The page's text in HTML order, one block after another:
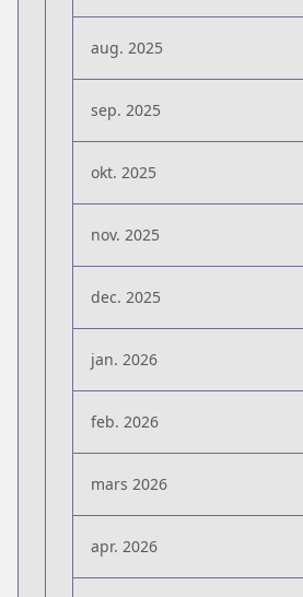
aug. 2025
sep. 2025
okt. 2025
nov. 2025
dec. 2025
jan. 2026
feb. 2026
mars 2026
apr. 2026